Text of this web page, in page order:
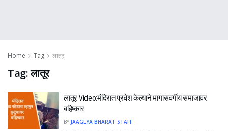
Home Tag लातूर
Tag:लातूर
लातूर Video:मंदिरात प्रवेश केल्याने मागासवर्गीय समाजावर
बहिष्कार
BY JAAGLYA BHARAT STAFF